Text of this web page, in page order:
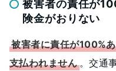
被害者の責任が
険金がおりない
被害者に責任が100%
支払われません。交通